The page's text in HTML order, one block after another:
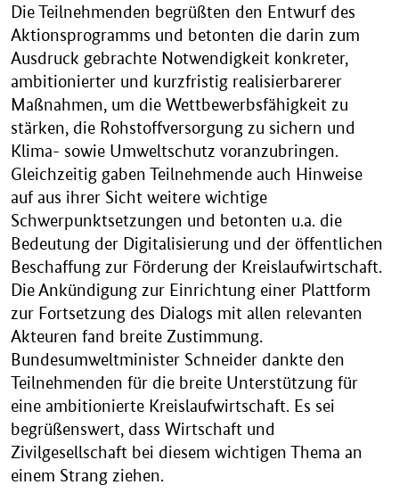
Die Teilnehmenden begrüßten den Entwurf des
Aktionsprogramms und betonten die darin zum
Ausdruck gebrachte Notwendigkeit konkreter,
ambitionierter und kurzfristig realisierbarerer
Maßnahmen, um die Wettbewerbsfähigkeit zu
stärken, die Rohstoffversorgung zu sichern und
Klima- sowie Umweltschutz voranzubringen.
Gleichzeitig gaben Teilnehmende auch Hinweise
auf aus ihrer Sicht weitere wichtige
Schwerpunktsetzungen und betonten u.a. die
Bedeutung der Digitalisierung und der öffentlichen
Beschaffung zur Förderung der Kreislaufwirtschaft.
Die Ankündigung zur Einrichtung einer Plattform
zur Fortsetzung des Dialogs mit allen relevanten
Akteuren fand breite Zustimmung.
Bundesumweltminister Schneider dankte den
Teilnehmenden für die breite Unterstützung für
eine ambitionierte Kreislaufwirtschaft. Es sei
begrüßenswert, dass Wirtschaft und
Zivilgesellschaft bei diesem wichtigen Thema an
einem Strang ziehen.